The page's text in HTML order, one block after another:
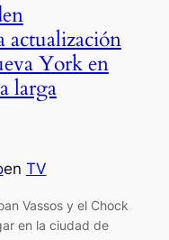
actualización
York en
larga
en TV
Vassos y el Chock
en la ciudad de